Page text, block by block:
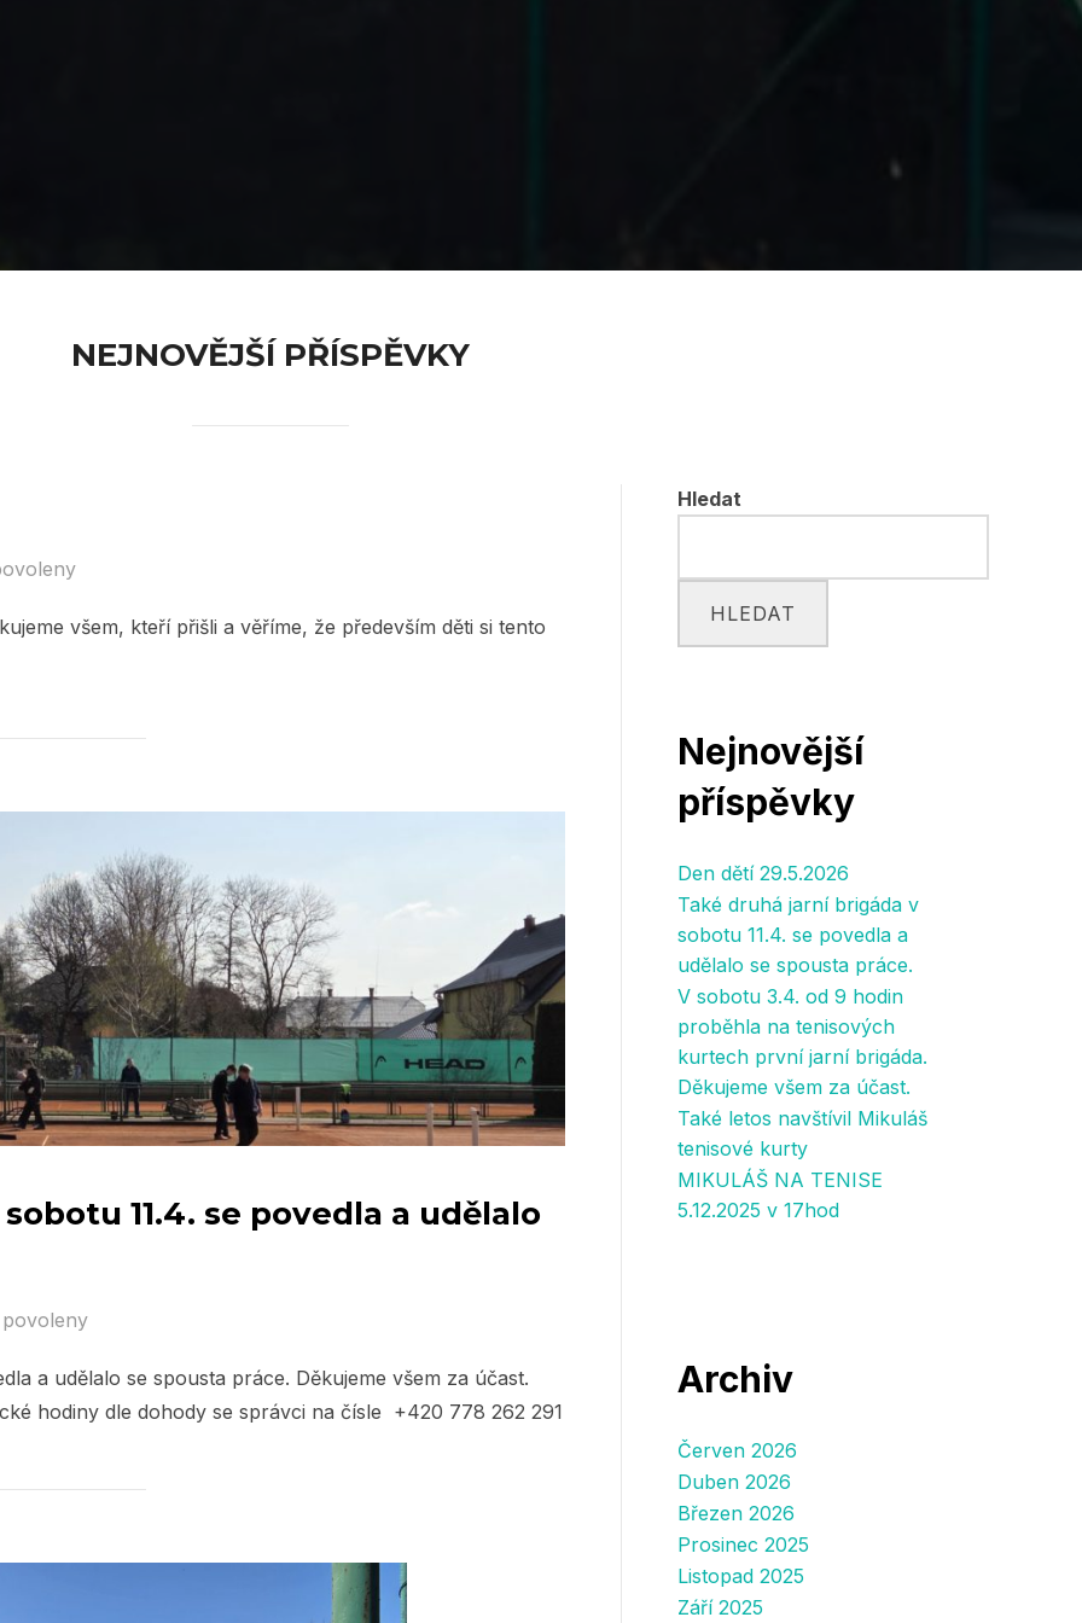
NEJNOVĚJŠÍ PŘÍSPĚVKY
všem, kteří přišli a věříme, že především děti si tento
11.4. se povedla a udělalo
a udělalo se spousta práce. Děkujeme všem za účast.
hodiny dle dohody se správci na čísle +420 778 262 291
Hledat
HLEDAT
Nejnovější
příspěvky
Den dětí 29.5.2026
Také druhá jarní brigáda v
sobotu 11.4. se povedla a
udělalo se spousta práce.
V sobotu 3.4. od 9 hodin
proběhla na tenisových
kurtech první jarní brigáda.
Děkujeme všem za účast.
Také letos navštívil Mikuláš
tenisové kurty
MIKULÁŠ NA TENISE
5.12.2025 v 17hod
Archiv
Červen 2026
Duben 2026
Březen 2026
Prosinec 2025
Listopad 2025
Září 2025